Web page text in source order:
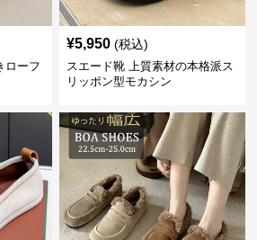
ローフ
¥5,950 (税込)
スエード靴 上質素材の本格派ス
リッポン型モカシン